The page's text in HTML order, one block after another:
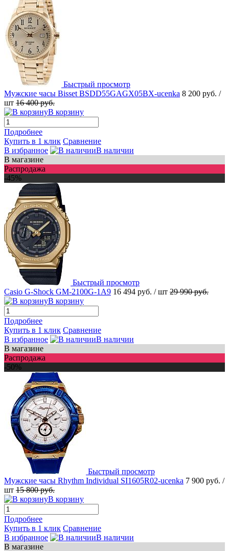
Быстрый просмотр
Мужские часы Bisset BSDD55GAGX05BX-ucenka 8 200 руб. /
шт 16 400 руб.
В корзину
Подробнее
Купить в 1 клик Сравнение
В избранное
В наличии
В магазине
Распродажа
-45%
Быстрый просмотр
Casio G-Shock GM-2100G-1A9 16 494 руб. / шт 29 990 руб.
В корзину
Подробнее
Купить в 1 клик Сравнение
В избранное
В наличии
В магазине
Распродажа
-50%
Быстрый просмотр
Мужские часы Rhythm Individual SI1605R02-ucenka 7 900 руб. /
шт 15 800 руб.
В корзину
Подробнее
Купить в 1 клик Сравнение
В избранное
В наличии
В магазине